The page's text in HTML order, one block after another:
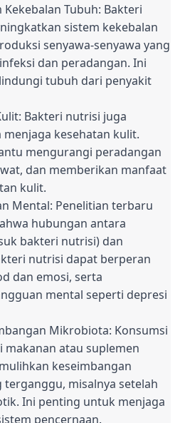
Tubuh: Bakteri
sistem kekebalan
senyawa-senyawa yang
dan peradangan. Ini
tubuh dari penyakit
Bakteri nutrisi juga
kesehatan kulit.
mengurangi peradangan
dan memberikan manfaat
kulit.
Mental: Penelitian terbaru
hubungan antara
bakteri nutrisi) dan
nutrisi dapat berperan
dan emosi, serta
mental seperti depresi
Mikrobiota: Konsumsi
atau suplemen
keseimbangan
misalnya setelah
Ini penting untuk menjaga
pencernaan.